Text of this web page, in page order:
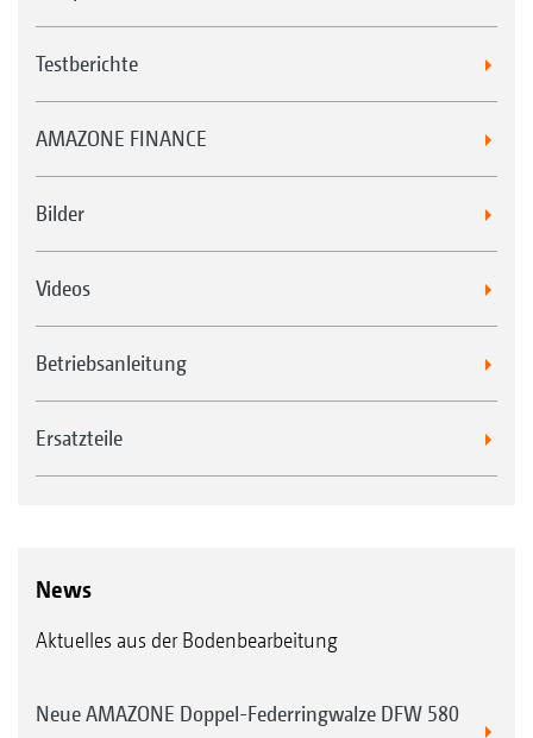
Testberichte
AMAZONE FINANCE
Bilder
Videos
Betriebsanleitung
Ersatzteile
News
Aktuelles aus der Bodenbearbeitung
Neue AMAZONE Doppel-Federringwalze DFW 580